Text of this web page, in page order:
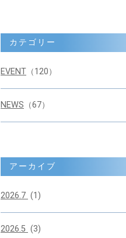
カテゴリー
EVENT （120）
NEWS （67）
アーカイブ
2026.7 (1)
2026.5 (3)